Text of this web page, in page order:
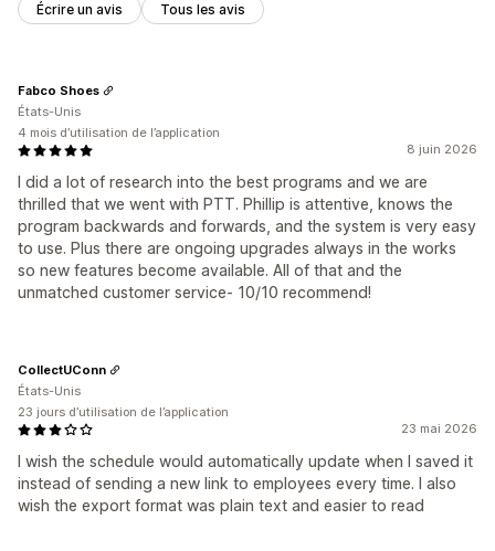
Écrire un avis Tous les avis
8 juin 2026
I did a lot of research into the best programs and we are
thrilled that we went with PTT. Phillip is attentive, knows the
program backwards and forwards, and the system is very easy
to use. Plus there are ongoing upgrades always in the works
so new features become available. All of that and the
unmatched customer service- 10/10 recommend!
Fabco Shoes
États-Unis
4 mois d’utilisation de l’application
23 mai 2026
I wish the schedule would automatically update when I saved it
instead of sending a new link to employees every time. I also
wish the export format was plain text and easier to read
CollectUConn
États-Unis
23 jours d’utilisation de l’application